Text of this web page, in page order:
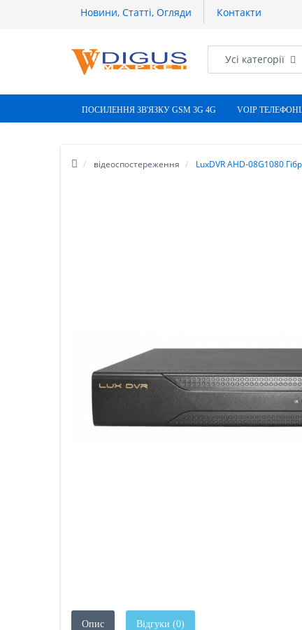
Новини, Статті, Огляди Контакти
Усі категорії
ПОСИЛЕННЯ ЗВ'ЯЗКУ GSM 3G 4G VOIP
відеоспостереження LuxDVR AHD-08G1080
Опис Відгуки (0)